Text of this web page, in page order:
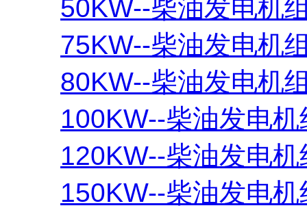
50KW--柴油发电机
75KW--柴油发电机
80KW--柴油发电机
100KW--柴油发电机
120KW--柴油发电机
150KW--柴油发电机